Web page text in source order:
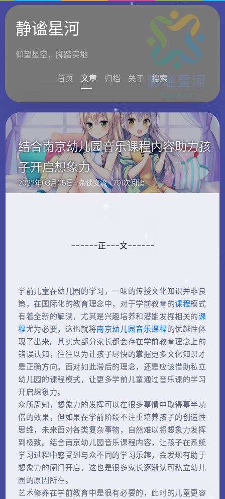
静谧星河
仰望星空，脚踏实地
首页
文章 归档 关于 搜索
结合南京幼儿园音乐课程内容助力孩
子开启想象力
2022年03月05日 ·杂谈交流· 791次阅读
------正---文------
学前儿童在幼儿园的学习，一味的传授文化知识并非良
策，在国际化的教育理念中，对于学前教育的课程模式
有着全新的解读，尤其是兴趣培养和潜能发掘相关的课
程尤为必要，这也就将南京幼儿园音乐课程的优越性体
现了出来。其实大部分家长都会存在学前教育理念上的
错误认知，往往以为让孩子尽快的掌握更多文化知识才
是正确方向。面对如此滞后的理念，还是应该借助私立
幼儿园的课程模式，让更多学前儿童通过音乐课的学习
开启想象力。
众所周知，想象力的发挥可以在很多事情中取得事半功
倍的效果，但如果在学前阶段不注重培养孩子的创造性
思维，未来面对各类复杂事物，自然难以将想象力发挥
到极致。结合南京幼儿园音乐课程内容，让孩子在系统
学习过程中感受到与众不同的学习乐趣，会发现有助于
想象力的闸门开启，这也是很多家长逐渐认可私立幼儿
园的原因所在。
艺术修养在学前教育中是很有必要的，此时的儿童更容